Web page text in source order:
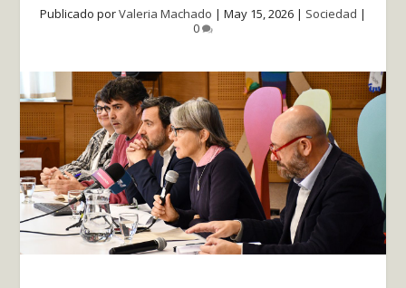
Publicado porValeria Machado | May 15, 2026 | Sociedad |
0